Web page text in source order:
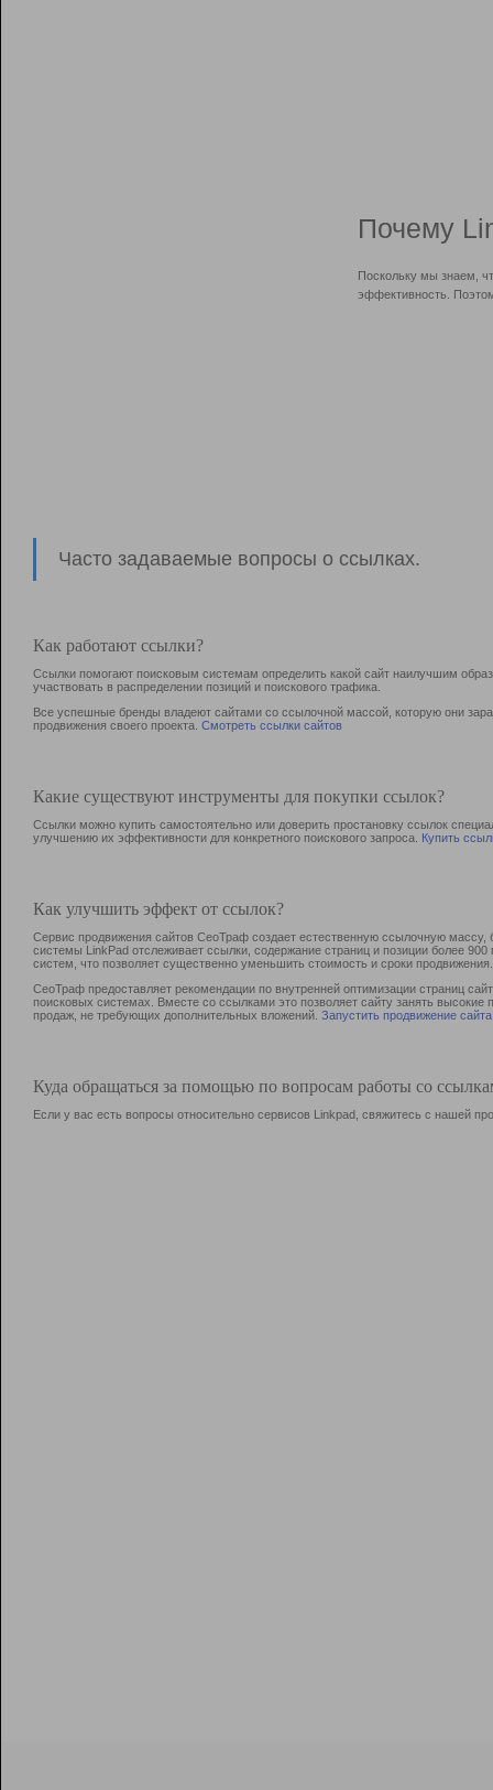
Почему
Поскольку мы знаем,
эффективность.
Часто задаваемые вопросы о ссылках.
Как работают ссылки?
Ссылки помогают поисковым системам определить какой сайт наилучшим
участвовать в раcпределении позиций и поискового трафика.
Все успешные бренды владеют сайтами со ссылочной массой, которую они
продвижения своего проекта. Смотреть ссылки сайтов
Какие существуют инструменты для покупки ссылок?
Ссылки можно купить самостоятельно или доверить простановку ссылок
улучшению их эффективности для конкретного поискового запроса. Купить
Как улучшить эффект от ссылок?
Сервис продвижения сайтов СеоТраф создает естественную ссылочную
системы LinkPad отслеживает ссылки, содержание страниц и позиции более
систем, что позволяет существенно уменьшить стоимость и сроки продвижения.
СеоТраф предоставляет рекомендации по внутренней оптимизации страниц
поисковых системах. Вместе со ссылками это позволяет сайту занять
продаж, не требующих дополнительных вложений. Запустить продвижение сайта
Куда обращаться за помощью по вопросам работы со
Если у вас есть вопросы относительно сервисов Linkpad, свяжитесь с нашей